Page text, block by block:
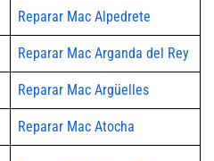
Reparar Mac Alpedrete
Reparar Mac Arganda del Rey
Reparar Mac Argüelles
Reparar Mac Atocha